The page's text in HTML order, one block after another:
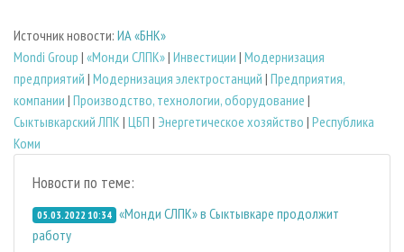
Источник новости: ИА «БНК»
Mondi Group | «Монди СЛПК»| Инвестиции | Модернизация
предприятий | Модернизация электростанций | Предприятия,
компании | Производство, технологии, оборудование |
Сыктывкарский ЛПК | ЦБП | Энергетическое хозяйство | Республика
Коми
Новости по теме:
05.03.2022 10:34 «Монди СЛПК» в Сыктывкаре продолжит
работу